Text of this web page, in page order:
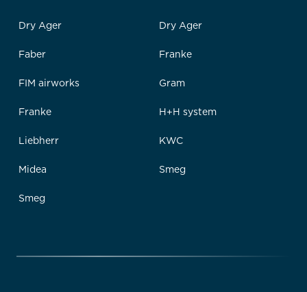
Dry Ager
Faber
FIM airworks
Franke
Liebherr
Midea
Smeg
Dry Ager
Franke
Gram
H+H system
KWC
Smeg